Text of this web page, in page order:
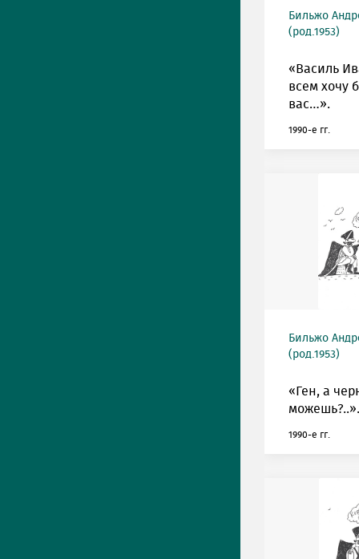
Бильжо
(род.1953)
«Василь
всем хочу
вас…».
1990-е гг.
Бильжо
(род.1953)
«Ген, а
можешь?..».
1990-е гг.